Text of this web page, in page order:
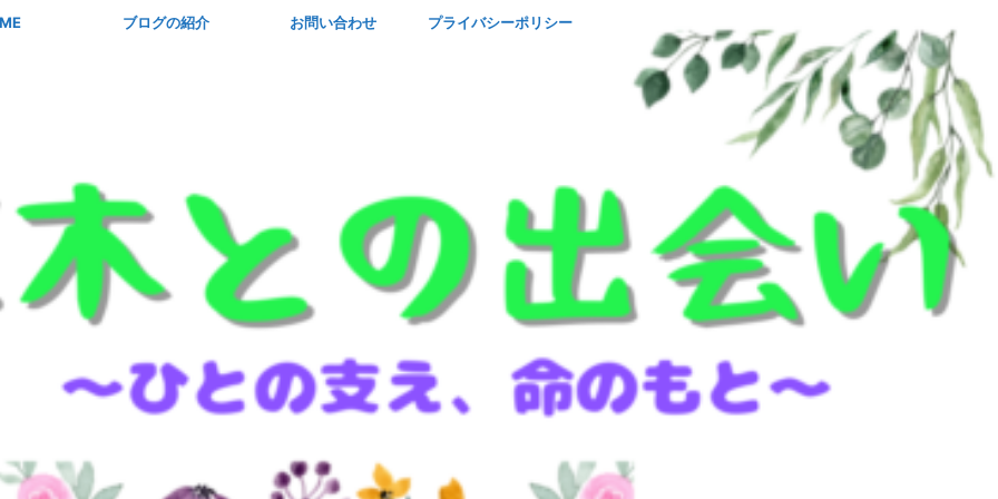
ブログの紹介 お問い合わせ プライバシーポリシー